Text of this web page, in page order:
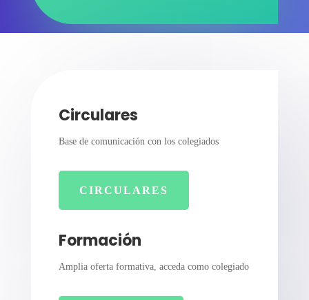
Circulares
Base de comunicación con los colegiados
CIRCULARES
Formación
Amplia oferta formativa, acceda como colegiado